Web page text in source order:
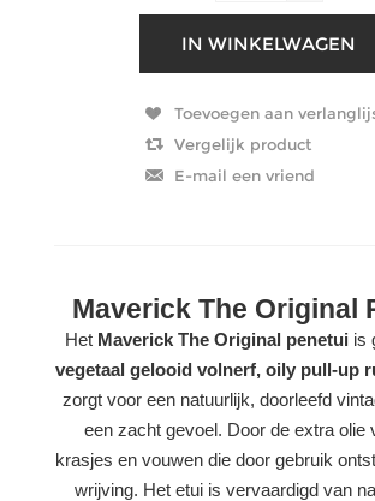
Maverick The Original
Het Maverick The Original penetui is
vegetaal gelooid volnerf, oily pull-up
zorgt voor een natuurlijk, doorleefd
een zacht gevoel. Door de extra olie
krasjes en vouwen die door gebruik
wrijving. Het etui is vervaardigd van